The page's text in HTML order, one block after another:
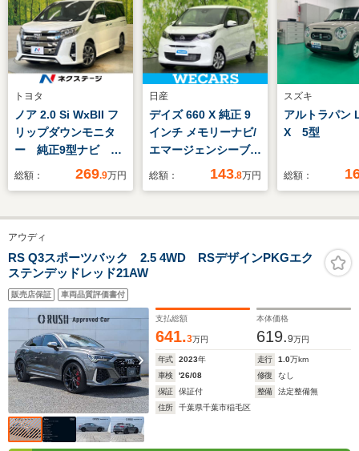
トヨタ
ノア 2.0 Si WxBII フ
リップダウンモニタ
ー 純正9型ナビ バ
ックカメラ セーフテ
ドア LEDヘッド オ
ートハイビーム 純正
16インチアルミ リ
アオートエアコン ス
マートキー ETC
総額： 269.9万円
日産
デイズ 660 X 純正 9
インチ メモリーナビ/
エマージェンシーブレ
ーキ/アラウンドビュ
ドランプ
続/ETC/EBD付ABS
総額： 143.8万円
スズキ
アルトラパ
X 5型
総額：
アウディ
RS Q3スポーツバック 2.5 4WD RSデザインPKGエク
ステンデッドレッド21AW
販売店保証 車両品質評価書付
支払総額
641.3万円
本体価格
619.9万円
年式 2023年 走行 1.0万km
車検
'26/08 修復
なし
保証
保証付 整備
法定整備無
住所
千葉県千葉市稲毛区